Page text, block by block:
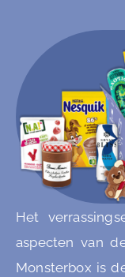
Het
aspecten van
Monsterbox is